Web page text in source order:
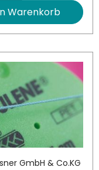
Warenkorb
GmbH & Co.KG